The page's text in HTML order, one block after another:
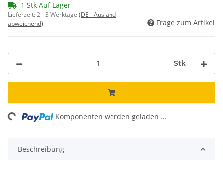
1 Stk Auf Lager
Lieferzeit:2 - 3 Werktage (DE - Ausland
abweichend)
Frage zum Artikel
Stk
Komponenten werden geladen ...
Beschreibung